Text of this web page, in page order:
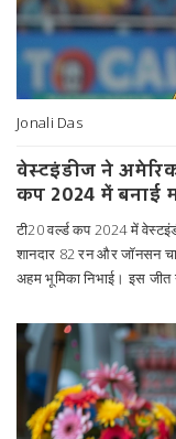
Jonali Das
वेस्टइंडीज ने
कप 2024 में बनाई
टी20 वर्ल्ड कप 2024 में
शानदार 82 रन और जॉनसन
अहम भूमिका निभाई। इस जीत